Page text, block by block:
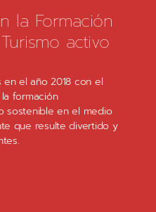
la Formación
activo
en el año 2018 con el
formación
sostenible en el medio
que resulte divertido y